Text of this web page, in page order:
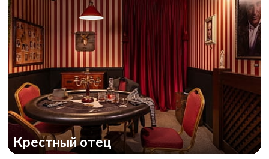
Крестный отец